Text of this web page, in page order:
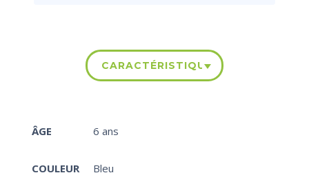
CARACTÉRISTIQUES
ÂGE 6 ans
COULEUR Bleu